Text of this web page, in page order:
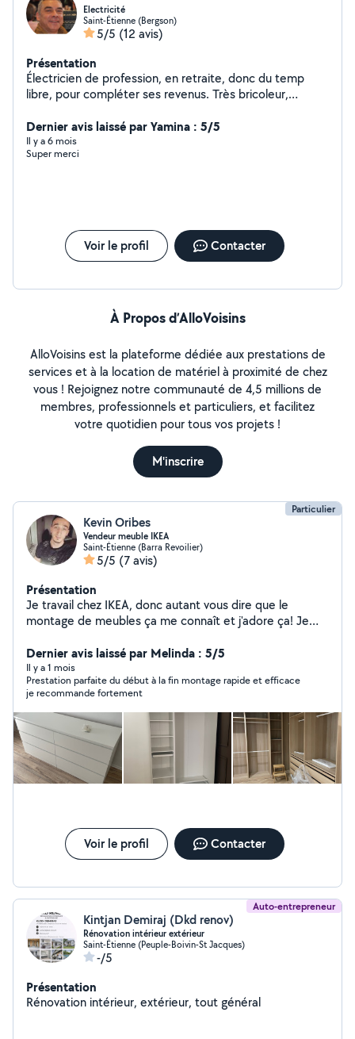
Electricité
Saint-Étienne (Bergson)
5/5 (12 avis)
Présentation
Électricien de profession, en retraite, donc du temp
libre, pour compléter ses revenus. Très bricoleur,
Dernier avis laissé par Yamina : 5/5
Il y a 6 mois
Super merci
Voir le profil Contacter
À Propos d’AlloVoisins
AlloVoisins est la plateforme dédiée aux prestations de
services et à la location de matériel à proximité de chez
vous ! Rejoignez notre communauté de 4,5 millions de
membres, professionnels et particuliers, et facilitez
votre quotidien pour tous vos projets !
M'inscrire
Particulier
Kevin Oribes
Vendeur meuble IKEA
Saint-Étienne (Barra Revoilier)
5/5 (7 avis)
Présentation
Je travail chez IKEA, donc autant vous dire que le
montage de meubles ça me connaît et j'adore ça! Je
ainsi que de l'entretien extérieur. Je peux également
vous faire le ménage, vos courses, m'occuper de vos
animaux etc
Dernier avis laissé par Melinda : 5/5
Il y a 1 mois
Prestation parfaite du début à la fin montage rapide et efficace
je recommande fortement
Voir le profil Contacter
Auto-entrepreneur
Kintjan Demiraj (Dkd renov)
Rénovation intérieur extérieur
Saint-Étienne (Peuple-Boivin-St Jacques)
-/5
Présentation
Rénovation intérieur, extérieur, tout général